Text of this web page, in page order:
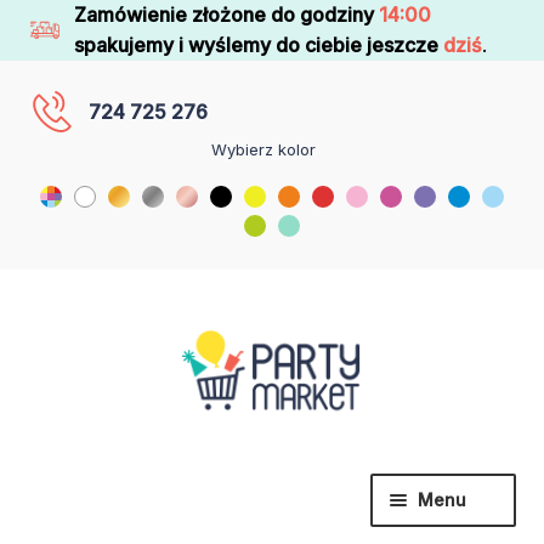
Zamówienie złożone do godziny 14:00
spakujemy i wyślemy do ciebie jeszcze dziś.
724 725 276
Wybierz kolor
Menu